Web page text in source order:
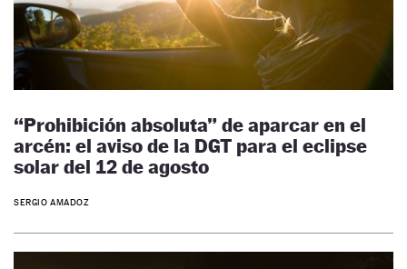
“Prohibición absoluta” de aparcar en el
arcén: el aviso de la DGT para el eclipse
solar del 12 de agosto
SERGIO AMADOZ